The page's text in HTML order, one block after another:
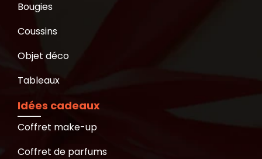
Bougies
Coussins
Objet déco
Tableaux
Idées cadeaux
Coffret make-up
Coffret de parfums